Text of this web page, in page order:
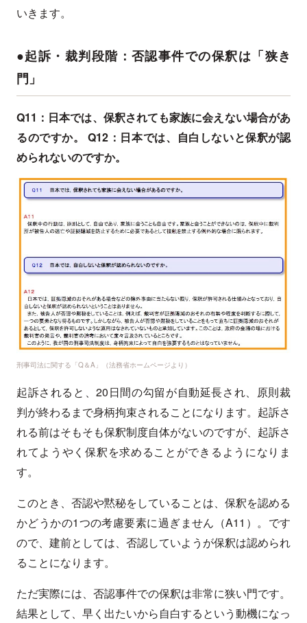
いきます。
●起訴・裁判段階：否認事件での保釈は「狭き
門」
Q11：日本では、保釈されても家族に会えない場合があ
るのですか。 Q12：日本では、自白しないと保釈が認
められないのですか。
刑事司法に関する「Q＆A」（法務省ホームページより）
起訴されると、20日間の勾留が自動延長され、原則裁
判が終わるまで身柄拘束されることになります。起訴さ
れる前はそもそも保釈制度自体がないのですが、起訴さ
れてようやく保釈を求めることができるようになりま
す。
このとき、否認や黙秘をしていることは、保釈を認める
かどうかの1つの考慮要素に過ぎません（A11）。です
ので、建前としては、否認していようが保釈は認められ
ることになります。
ただ実際には、否認事件での保釈は非常に狭い門です。
結果として、早く出たいから自白するという動機になっ